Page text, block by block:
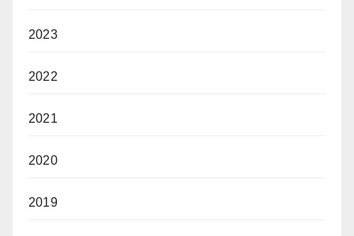
2023
2022
2021
2020
2019